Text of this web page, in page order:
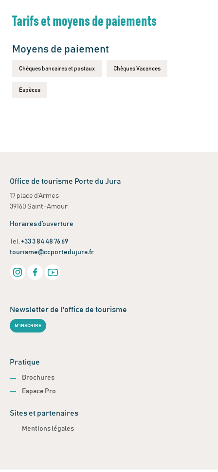
Tarifs et moyens de paiements
Moyens de paiement
Chèques bancaires et postaux Chèques Vacances
Espèces
Office de tourisme Porte du Jura
17 place d’Armes
39160 Saint-Amour
Horaires d’ouverture
Tel. +33 3 84 48 76 69
tourisme@ccportedujura.fr
Newsletter de l'office de tourisme
M'INSCRIRE
Pratique
Brochures
Espace Pro
Sites et partenaires
Mentions légales